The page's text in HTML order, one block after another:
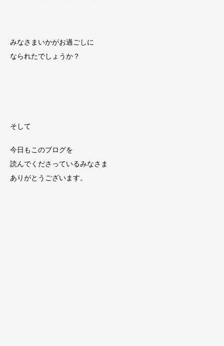
みなさまいかがお過ごしに
なられたでしょうか？
そして
今日もこのブログを
読んでくださっているみなさま
ありがとうございます。